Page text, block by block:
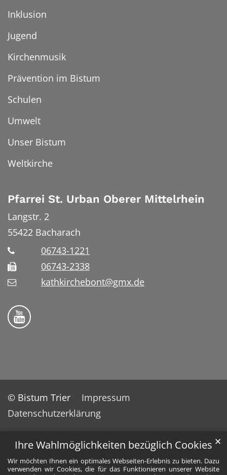
Ihre Wahlmöglichkeiten bezüglich Cookies
Wir möchten Ihnen ein optimales Webseiten-Erlebnis zu bieten. Dazu
verwenden wir Cookies, die für das Funktionieren unserer Website
✕
Inklusion
Jugend
Kirchenmusik
Prävention im Bistum
Schulen
Umwelt
Unser Bistum
Weltkirche
Pfarrei St. Urban Oberer Mittelrhein
Langstr. 2
55422 Bacharach
06743-1221
06743-2338
kathkirchebont@gmx.de
Folge uns auf YouTube
© Bistum Trier
Impressum
Datenschutzerklärung